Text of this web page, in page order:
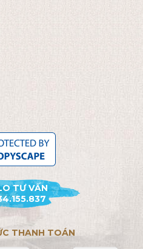
TƯ VẤN
THANH TOÁN